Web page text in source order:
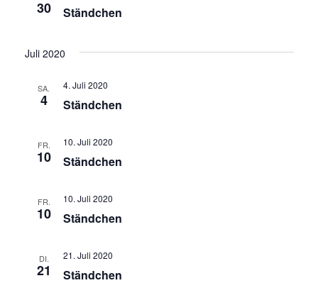
30 Ständchen
Juli 2020
SA.
4 Ständchen
4. Juli 2020
FR.
10 Ständchen
10. Juli 2020
FR.
10 Ständchen
10. Juli 2020
DI.
21 Ständchen
21. Juli 2020